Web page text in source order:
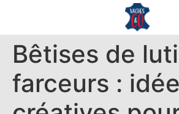
Bêtises de
farceurs :